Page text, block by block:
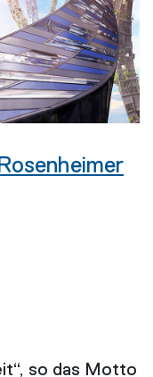
so das Motto